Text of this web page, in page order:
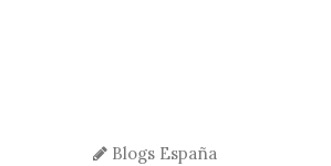
Blogs España